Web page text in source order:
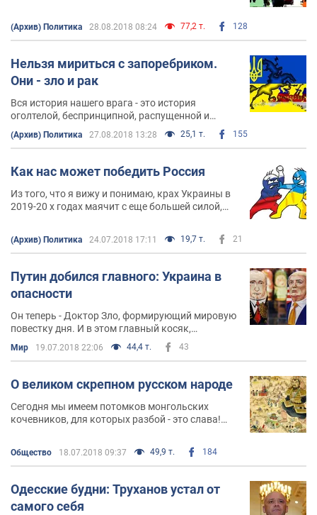
(Архив) Политика 28.08.2018 08:24 77,2 т. 128
Нельзя мириться с запоребриком.
Они - зло и рак
Вся история нашего врага - это история
оголтелой, беспринципной, распущенной и
деградировавшей ЗНАТИ, которая через яд
"православия" подчинила себе в рабство зомби-
Цивилизацию 800 лет
(Архив) Политика 27.08.2018 13:28 25,1 т. 155
Как нас может победить Россия
Из того, что я вижу и понимаю, крах Украины в
2019-20 х годах маячит с еще большей силой,
в 2014, но теперь нас атакует враг внутренний.
Раша кинет миллиарды долларов на
предвыборные компании в Украине
(Архив) Политика 24.07.2018 17:11 19,7 т. 21
Путин добился главного: Украина в
опасности
Он теперь - Доктор Зло, формирующий мировую
повестку дня. И в этом главный косяк,
проигрыш и позор Трампа и США
Мир 19.07.2018 22:06 44,4 т. 43
О великом скрепном русском народе
Сегодня мы имеем потомков монгольских
кочевников, для которых разбой - это слава!
послушание и страх перед государством и
вождем, а стадный инстинкт - это исконно
природно-родное русское (община) дает
невероятный эффект, когда нужно скопом
умирать или терпеть мучения и страдания. А из
всего этого рождена ФСБшная элита, которая
Общество 18.07.2018 09:37 49,9 т. 184
Одесские будни: Труханов устал от
самого себя